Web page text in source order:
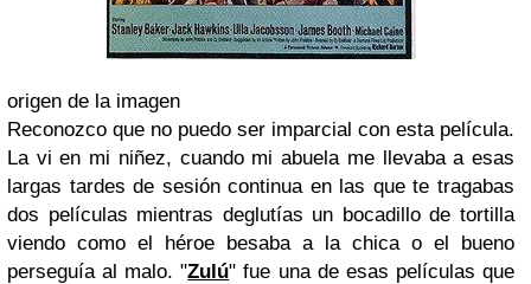
origen de la imagen
Reconozco que no puedo ser imparcial con esta película.
La vi en mi niñez, cuando mi abuela me llevaba a esas
largas tardes de sesión continua en las que te tragabas
dos películas mientras deglutías un bocadillo de tortilla
viendo como el héroe besaba a la chica o el bueno
perseguía al malo. "Zulú" fue una de esas películas que